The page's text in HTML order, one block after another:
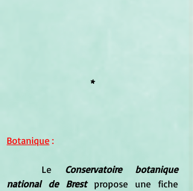
*
Botanique :
	Le
Conservatoire botanique
national de Brest propose une fiche